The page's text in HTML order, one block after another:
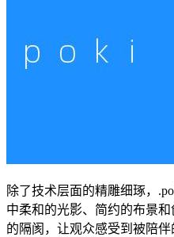
除了技术层面的精雕细琢，
中柔和的光影、简约的布景
的隔阂，让观众感受到被陪